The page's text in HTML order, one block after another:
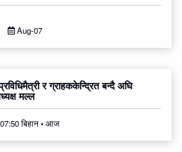
Aug-07
र ग्राहककेन्द्रित बन्दै अघि
मल्ल
बिहान • आज